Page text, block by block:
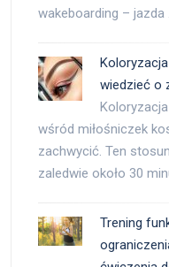
wakeboarding – jazda
wiedzieć o
wśród miłośniczek
zachwycić. Ten
zaledwie około 30
Trening